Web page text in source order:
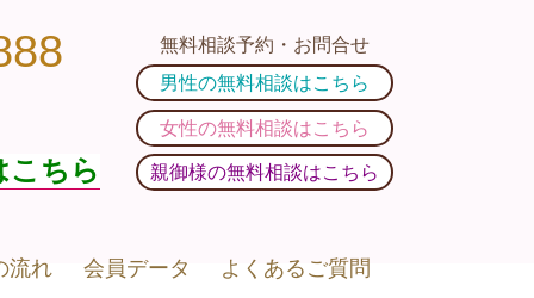
こちら
無料相談予約・お問合せ
男性の無料相談はこちら
女性の無料相談はこちら
親御様の無料相談はこちら
流れ 会員データ よくあるご質問